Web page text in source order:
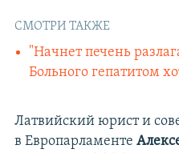
СМОТРИ ТАКЖЕ
"Начнет печень
Больного гепатитом
Латвийский юрист и
в Европарламенте